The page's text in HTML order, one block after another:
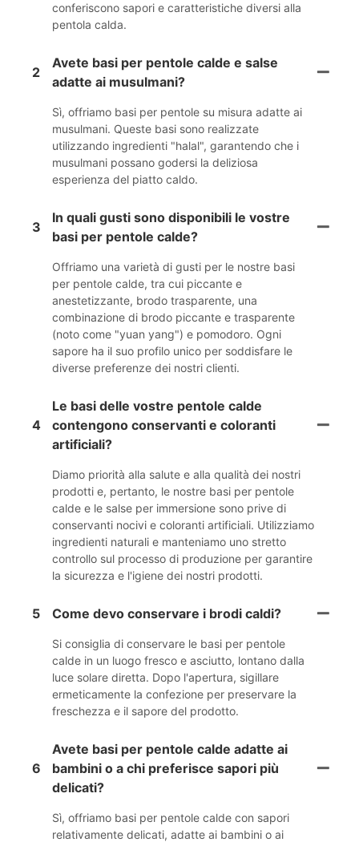
conferiscono sapori e caratteristiche diversi alla
pentola calda.
2
Avete basi per pentole calde e salse
adatte ai musulmani?
Sì, offriamo basi per pentole su misura adatte ai
musulmani. Queste basi sono realizzate
utilizzando ingredienti "halal", garantendo che i
musulmani possano godersi la deliziosa
esperienza del piatto caldo.
3
In quali gusti sono disponibili le vostre
basi per pentole calde?
Offriamo una varietà di gusti per le nostre basi
per pentole calde, tra cui piccante e
anestetizzante, brodo trasparente, una
combinazione di brodo piccante e trasparente
(noto come "yuan yang") e pomodoro. Ogni
sapore ha il suo profilo unico per soddisfare le
diverse preferenze dei nostri clienti.
4
Le basi delle vostre pentole calde
contengono conservanti e coloranti
artificiali?
Diamo priorità alla salute e alla qualità dei nostri
prodotti e, pertanto, le nostre basi per pentole
calde e le salse per immersione sono prive di
conservanti nocivi e coloranti artificiali. Utilizziamo
ingredienti naturali e manteniamo uno stretto
controllo sul processo di produzione per garantire
la sicurezza e l'igiene dei nostri prodotti.
5 Come devo conservare i brodi caldi?
Si consiglia di conservare le basi per pentole
calde in un luogo fresco e asciutto, lontano dalla
luce solare diretta. Dopo l'apertura, sigillare
ermeticamente la confezione per preservare la
freschezza e il sapore del prodotto.
6
Avete basi per pentole calde adatte ai
bambini o a chi preferisce sapori più
delicati?
Sì, offriamo basi per pentole calde con sapori
relativamente delicati, adatte ai bambini o ai